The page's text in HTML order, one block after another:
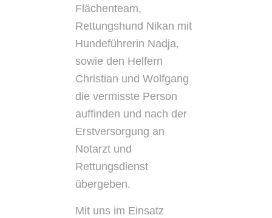
Flächenteam,
Rettungshund Nikan mit
Hundeführerin Nadja,
sowie den Helfern
Christian und Wolfgang
die vermisste Person
auffinden und nach der
Erstversorgung an
Notarzt und
Rettungsdienst
übergeben.
Mit uns im Einsatz